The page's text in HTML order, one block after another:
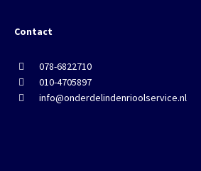
Contact
078-6822710
010-4705897
info@onderdelindenrioolservice.nl